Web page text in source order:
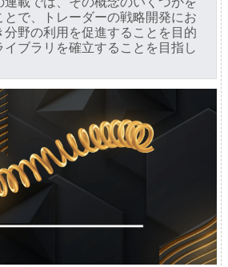
で、トレーダーの戦略開発にお
分野の利用を促進することを目的
イブラリを確立することを目指し